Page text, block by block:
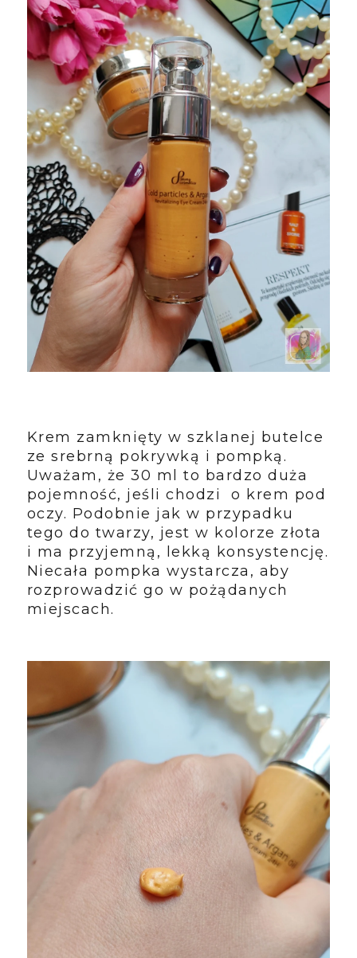
Krem zamknięty w szklanej butelce
ze srebrną pokrywką i pompką.
Uważam, że 30 ml to bardzo duża
pojemność, jeśli chodzi o krem pod
oczy. Podobnie jak w przypadku
tego do twarzy, jest w kolorze złota
i ma przyjemną, lekką konsystencję.
Niecała pompka wystarcza, aby
rozprowadzić go w pożądanych
miejscach.